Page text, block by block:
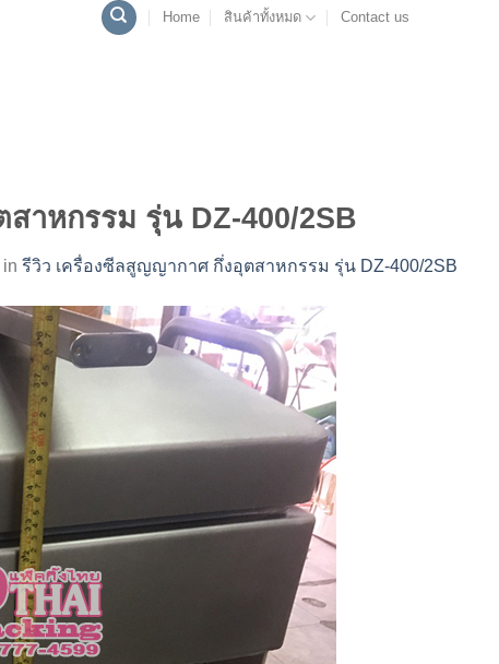
Home สินค้าทั้งหมด Contact us
าหกรรม รุ่น DZ-400/2SB
in รีวิว เครื่องซีลสูญญากาศ กึ่งอุตสาหกรรม รุ่น DZ-400/2SB